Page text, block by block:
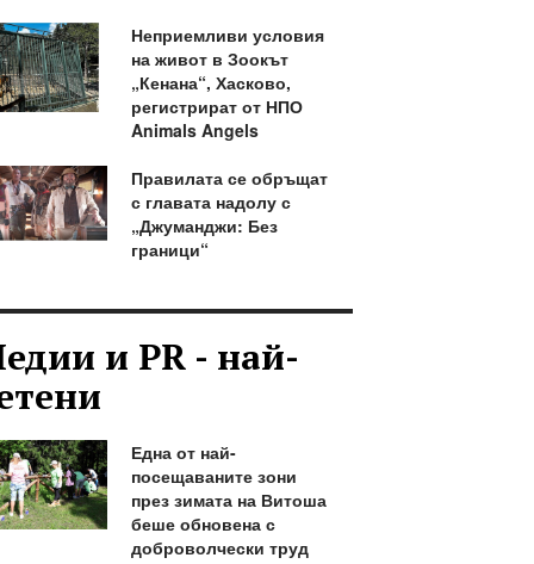
Неприемливи условия
на живот в Зоокът
„Кенана“, Хасково,
регистрират от НПО
Animals Angels
Правилата се обръщат
с главата надолу с
„Джуманджи: Без
граници“
и PR - най-
Една от най-
посещаваните зони
през зимата на Витоша
беше обновена с
доброволчески труд